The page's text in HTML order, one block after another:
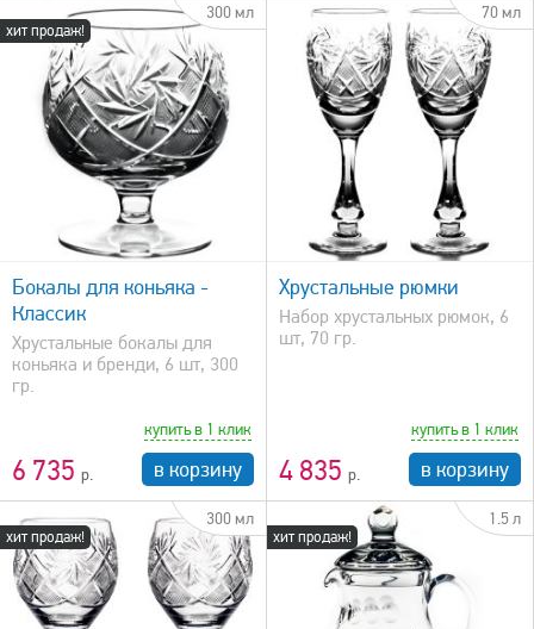
хит продаж!
300 мл
Бокалы для коньяка -
Классик
Хрустальные бокалы для
коньяка и бренди, 6 шт, 300
гр.
6 735
купить в 1 клик
в корзину
70 мл
быстрый просмотр
Хрустальные рюмки
Набор хрустальных рюмок, 6
шт, 70 гр.
4 835
купить в 1 клик
в корзину
хит продаж!
300 мл
хит продаж!
1.5 л